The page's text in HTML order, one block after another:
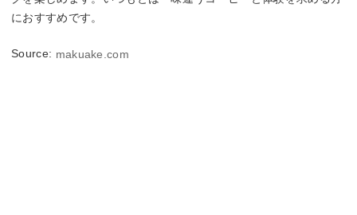
におすすめです。
Source: makuake.com